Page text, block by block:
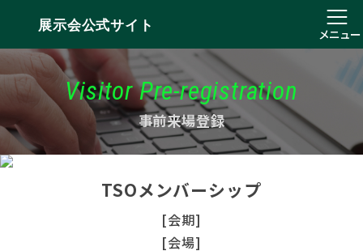
展示会公式サイト
メニュー
Visitor Pre-registration
事前来場登録
TSOメンバーシップ
[会期]
[会場]